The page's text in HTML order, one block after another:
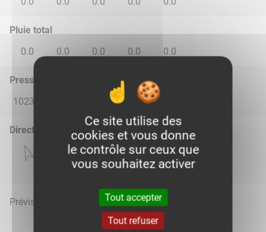
Pluie total
0.0
0.0 0.0 0.0 0.0
Pression atmosphérique (hPa)
1023.0
1014.0 1018.0 1020.0
Direction du vent
Prévisions météo mises à jour le 7 août 2026 à 09h
Ce site utilise des
cookies et vous donne
le contrôle sur ceux que
vous souhaitez activer
Tout accepter
Tout refuser